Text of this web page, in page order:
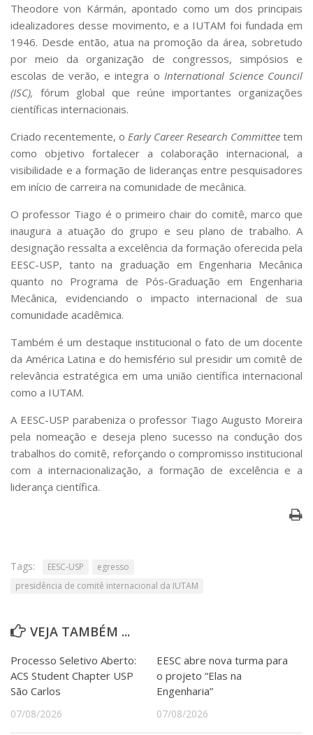
Theodore von Kármán, apontado como um dos principais
idealizadores desse movimento, e a IUTAM foi fundada em
1946. Desde então, atua na promoção da área, sobretudo
por meio da organização de congressos, simpósios e
escolas de verão, e integra o International Science Council
(ISC), fórum global que reúne importantes organizações
científicas internacionais.
Criado recentemente, o Early Career Research Committee tem
como objetivo fortalecer a colaboração internacional, a
visibilidade e a formação de lideranças entre pesquisadores
em início de carreira na comunidade de mecânica.
O professor Tiago é o primeiro chair do comitê, marco que
inaugura a atuação do grupo e seu plano de trabalho. A
designação ressalta a excelência da formação oferecida pela
EESC-USP, tanto na graduação em Engenharia Mecânica
quanto no Programa de Pós-Graduação em Engenharia
Mecânica, evidenciando o impacto internacional de sua
comunidade acadêmica.
Também é um destaque institucional o fato de um docente
da América Latina e do hemisfério sul presidir um comitê de
relevância estratégica em uma união científica internacional
como a IUTAM.
A EESC-USP parabeniza o professor Tiago Augusto Moreira
pela nomeação e deseja pleno sucesso na condução dos
trabalhos do comitê, reforçando o compromisso institucional
com a internacionalização, a formação de excelência e a
liderança científica.
Tags: EESC-USP
egresso
presidência de comitê internacional da IUTAM
VEJA TAMBÉM ...
Processo Seletivo Aberto:
ACS Student Chapter USP
São Carlos
07/08/2026
EESC abre nova turma para
o projeto “Elas na
Engenharia”
07/08/2026